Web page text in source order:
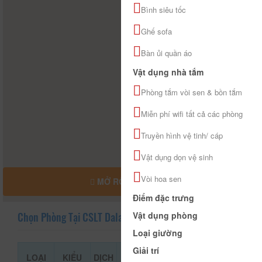
MỞ RỘNG BẢN ĐỒ
Chọn Phòng Tại CSLT Dalat Lemongrass
LOẠI
KIỂU
DỊCH
GIÁ THAM
Bình siêu tốc
Ghế sofa
Bàn ủi quần áo
Vật dụng nhà tắm
Phòng tắm vòi sen & bồn tắm
Miễn phí wifi tất cả các phòng
Truyền hình vệ tinh/ cáp
Vật dụng dọn vệ sinh
Vòi hoa sen
Điểm đặc trưng
Vật dụng phòng
Loại giường
Giải trí